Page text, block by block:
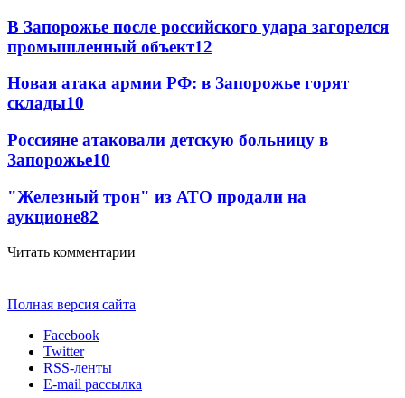
В Запорожье после российского удара загорелся
промышленный объект12
Новая атака армии РФ: в Запорожье горят
склады10
Россияне атаковали детскую больницу в
Запорожье10
"Железный трон" из АТО продали на
аукционе82
Читать комментарии
Полная версия сайта
Facebook
Twitter
RSS-ленты
E-mail рассылка